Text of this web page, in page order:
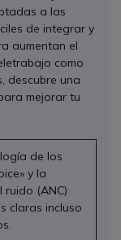
a las
de integrar y
aumentan el
como
descubre una
mejorar tu
de los
y la
ruido (ANC)
claras incluso